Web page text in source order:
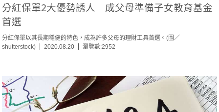
分紅保單2大優勢誘人 成父母準備子女教育基金
首選
分紅保單以其長期穩健的特色，成為許多父母的理財工具首選。(圖／
shutterstock)
2020.08.20 瀏覽數:2952